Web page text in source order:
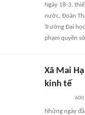
Ngày 18-3,
nước, Đoàn
Trường Đại
phạm quyền
Xã Mai
kinh tế
600
Những ngày